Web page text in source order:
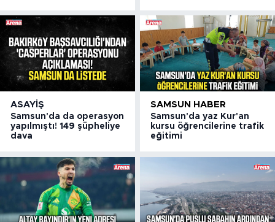
ASAYIŞ
Samsun'da da operasyon
yapılmıştı! 149 şüpheliye
dava
SAMSUN HABER
Samsun'da yaz Kur'an
kursu öğrencilerine trafik
eğitimi